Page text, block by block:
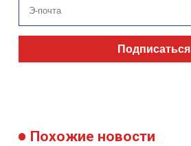
Подписаться
Похожие новости